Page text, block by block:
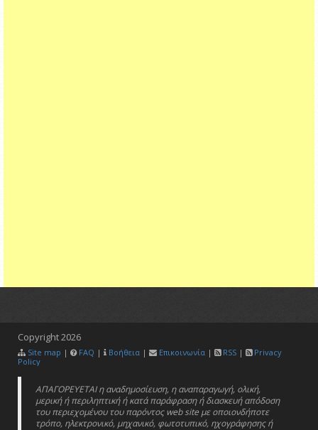
Copyright2026
Site map | FAQ | Βοήθεια | Επικοινωνία | RSS |
Privacy
Policy
ΑΠΑΓΟΡΕΥΕΤΑΙ η αναδημοσίευση, η αναπαραγωγή, ολική,
μερική ή περιληπτική ή κατά παράφραση ή διασκευή απόδοση
του περιεχομένου του παρόντος web site με οποιονδήποτε
τρόπο, ηλεκτρονικό, μηχανικό, φωτοτυπικό, ηχογράφησης ή